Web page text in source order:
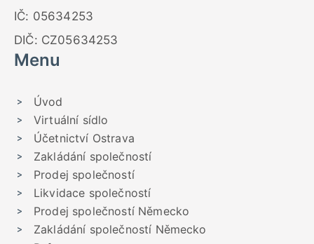
IČ: 05634253
DIČ: CZ05634253
Menu
Úvod
Virtuální sídlo
Účetnictví Ostrava
Zakládání společností
Prodej společností
Likvidace společností
Prodej společností Německo
Zakládání společností Německo